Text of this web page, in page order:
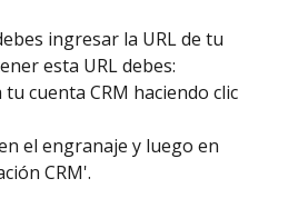
ingresar la URL de tu
esta URL debes:
cuenta CRM haciendo clic
el engranaje y luego en
CRM'.